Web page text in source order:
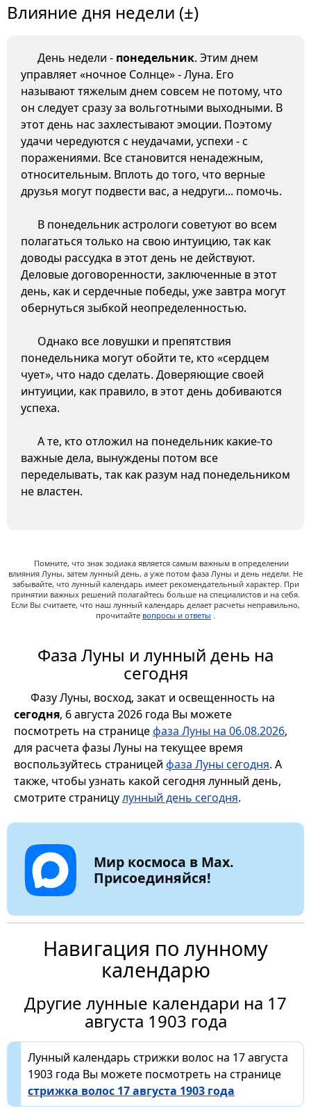
Влияние дня недели (±)
День недели - понедельник. Этим днем
управляет «ночное Солнце» - Луна. Его
называют тяжелым днем совсем не потому, что
он следует сразу за вольготными выходными. В
этот день нас захлестывают эмоции. Поэтому
удачи чередуются с неудачами, успехи - с
поражениями. Все становится ненадежным,
относительным. Вплоть до того, что верные
друзья могут подвести вас, а недруги... помочь.
В понедельник астрологи советуют во всем
полагаться только на свою интуицию, так как
доводы рассудка в этот день не действуют.
Деловые договоренности, заключенные в этот
день, как и сердечные победы, уже завтра могут
обернуться зыбкой неопределенностью.
Однако все ловушки и препятствия
понедельника могут обойти те, кто «сердцем
чует», что надо сделать. Доверяющие своей
интуиции, как правило, в этот день добиваются
успеха.
А те, кто отложил на понедельник какие-то
важные дела, вынуждены потом все
переделывать, так как разум над понедельником
не властен.
Помните, что знак зодиака является самым важным в определении
влияния Луны, затем лунный день, а уже потом фаза Луны и день недели. Не
забывайте, что лунный календарь имеет рекомендательный характер. При
принятии важных решений полагайтесь больше на специалистов и на себя.
Если Вы считаете, что наш лунный календарь делает расчеты неправильно,
прочитайте вопросы и ответы .
Фаза Луны и лунный день на
сегодня
Фазу Луны, восход, закат и освещенность на
сегодня, 6 августа 2026 года Вы можете
посмотреть на страницефаза Луны на 06.08.2026,
для расчета фазы Луны на текущее время
воспользуйтесь страницей фаза Луны сегодня. А
также, чтобы узнать какой сегодня лунный день,
смотрите страницулунный день сегодня.
Мир космоса в Max.
Присоединяйся!
Навигация по лунному
календарю
Другие лунные календари на 17
августа 1903 года
Лунный календарь стрижки волос на 17 августа
1903 года Вы можете посмотреть на странице
стрижка волос 17 августа 1903 года